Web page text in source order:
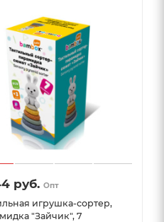
руб. Опт
игрушка-сортер,
"Зайчик", 7